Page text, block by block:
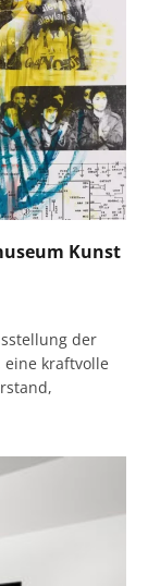
Kunst
der
kraftvolle